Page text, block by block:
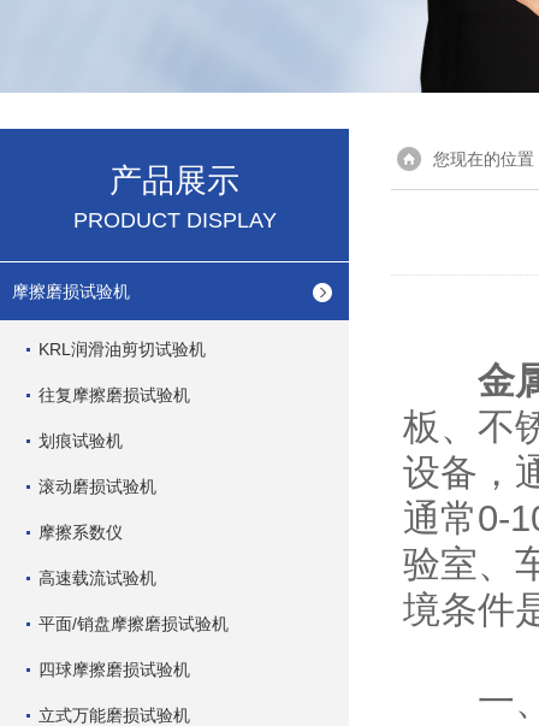
产品展示
PRODUCT DISPLAY
摩擦磨损试验机
KRL润滑油剪切试验机
往复摩擦磨损试验机
划痕试验机
滚动磨损试验机
摩擦系数仪
高速载流试验机
平面/销盘摩擦磨损试验机
四球摩擦磨损试验机
立式万能磨损试验机
您现在的位置
金
板、不
设备，
通常0-
验室、
境条件
一、